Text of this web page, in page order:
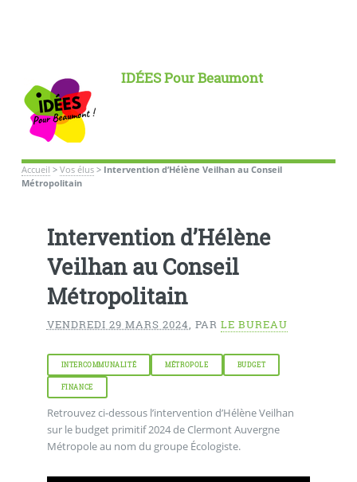
IDÉES Pour Beaumont
Accueil > Vos élus> Intervention d’Hélène Veilhan au Conseil
Métropolitain
Intervention d’Hélène
Veilhan au Conseil
Métropolitain
VENDREDI 29 MARS 2024, PAR LE BUREAU
INTERCOMMUNALITÉ MÉTROPOLE BUDGET
FINANCE
Retrouvez ci-dessous l’intervention d’Hélène Veilhan
sur le budget primitif 2024 de Clermont Auvergne
Métropole au nom du groupe Écologiste.